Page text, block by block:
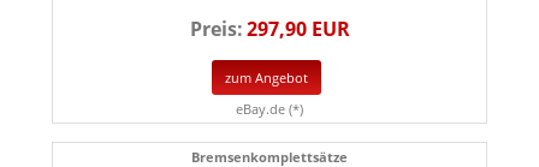
Preis:297,90 EUR
zum Angebot
eBay.de (*)
Bremsenkomplettsätze